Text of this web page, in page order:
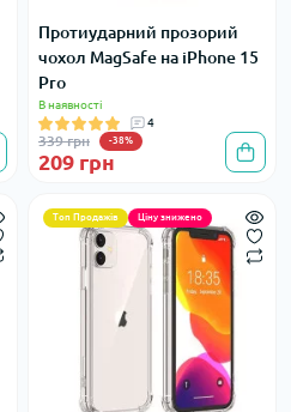
Протиударний прозорий
чохол MagSafe на iPhone 15
Pro
В наявності
4
339 грн -38%
209 грн
Топ Продажів Ціну знижено